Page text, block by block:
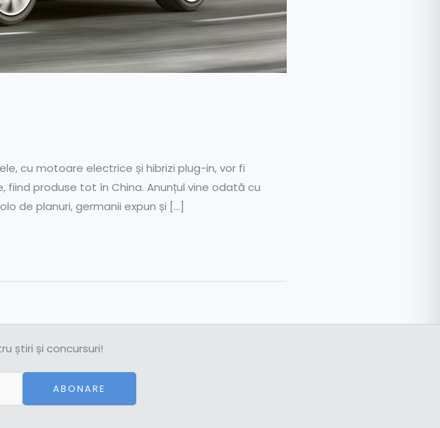
cu motoare electrice și hibrizi plug-in, vor fi
produse tot în China. Anunțul vine odată cu
de planuri, germanii expun și […]
știri și concursuri!
ABONARE